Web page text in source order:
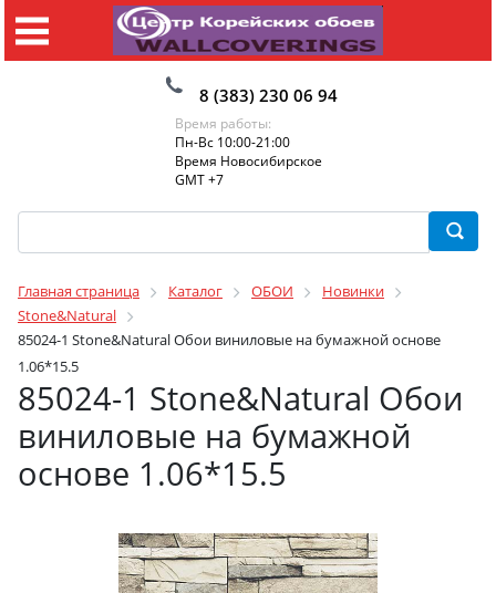
8 (383) 230 06 94
Время работы:
Пн-Вс 10:00-21:00
Время Новосибирское
GMT +7
Главная страница Каталог ОБОИ
Новинки
Stone&Natural
85024-1 Stone&Natural Обои виниловые на бумажной основе
1.06*15.5
85024-1 Stone&Natural Обои
виниловые на бумажной
основе 1.06*15.5